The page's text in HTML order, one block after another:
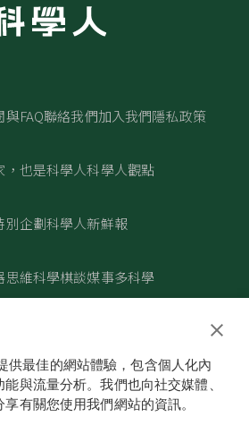
與FAQ聯絡我們加入我們隱私政策
，也是科學人科學人觀點
別企劃科學人新鮮報
思維科學棋談媒事多科學
供最佳的網站體驗，包含個人化內
與流量分析。我們也向社交媒體、
有關您使用我們網站的資訊。